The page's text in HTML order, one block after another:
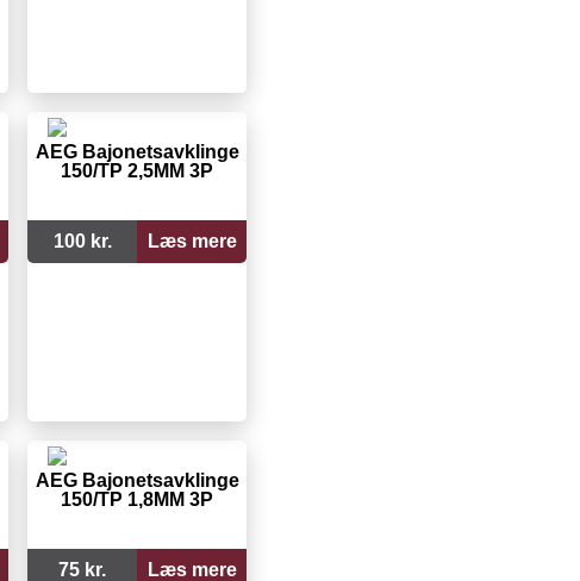
AEG Bajonetsavklinge
150/TP 2,5MM 3P
100 kr. Læs mere
AEG Bajonetsavklinge
150/TP 1,8MM 3P
75 kr. Læs mere